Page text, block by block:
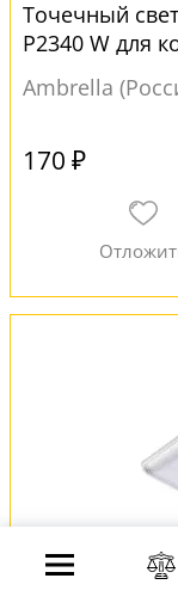
Точечный
P2340 W для
Ambrella
170 ₽